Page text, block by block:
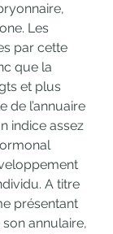
Les
par cette
que la
et plus
de l’annuaire
indice assez
A titre
présentant
annulaire,